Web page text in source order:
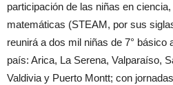
participación de las niñas en
matemáticas (STEAM, por sus
reunirá a dos mil niñas de 7° básico
país: Arica, La Serena, Valparaíso,
Valdivia y Puerto Montt; con